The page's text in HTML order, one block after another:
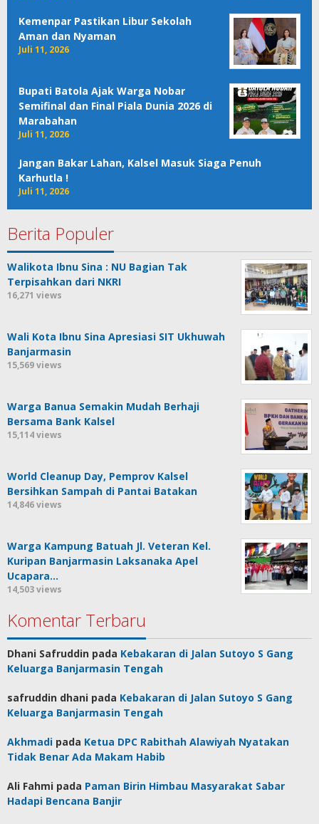
Kemenpar Pastikan Libur Sekolah
Aman dan Nyaman
Juli 11, 2026
Bupati Batola Ajak Warga Nobar
Semifinal dan Final Piala Dunia 2026 di
Marabahan
Juli 11, 2026
Jangan Bakar Lahan, Kalsel Masuk Siaga Penuh
Karhutla !
Juli 11, 2026
Berita Populer
Walikota Ibnu Sina : NU Bagian Tak
Terpisahkan dari NKRI
16,271 views
Wali Kota Ibnu Sina Apresiasi SIT Ukhuwah
Banjarmasin
15,569 views
Warga Banua Semakin Mudah Berhaji
Bersama Bank Kalsel
15,114 views
World Cleanup Day, Pemprov Kalsel
Bersihkan Sampah di Pantai Batakan
14,846 views
Warga Kampung Batuah Jl. Veteran Kel.
Kuripan Banjarmasin Laksanaka Apel
Ucapara…
14,503 views
Komentar Terbaru
Dhani Safruddin pada Kebakaran di Jalan Sutoyo S Gang
Keluarga Banjarmasin Tengah
safruddin dhani pada Kebakaran di Jalan Sutoyo S Gang
Keluarga Banjarmasin Tengah
Akhmadi pada Ketua DPC Rabithah Alawiyah Nyatakan
Tidak Benar Ada Makam Habib
Ali Fahmi pada Paman Birin Himbau Masyarakat Sabar
Hadapi Bencana Banjir